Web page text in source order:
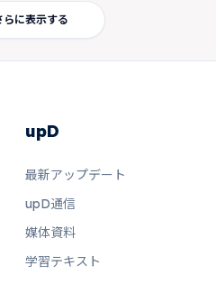
らに表示する
upD
最新アップデート
upD通信
媒体資料
学習テキスト